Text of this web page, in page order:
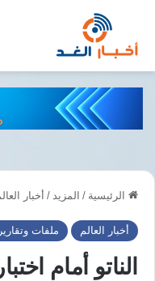
الرئيسية / المزيد / أخبار
أخبار العالم ملفات وتقارير
الناتو أمام